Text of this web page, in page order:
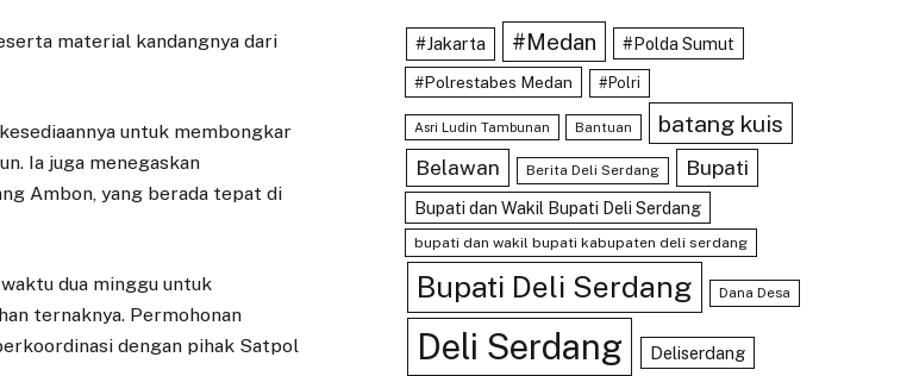
material kandangnya dari
untuk membongkar
Ia juga menegaskan
Ambon, yang berada tepat di
dua minggu untuk
ternaknya. Permohonan
dengan pihak Satpol
#Jakarta #Medan #Polda Sumut
#Polrestabes Medan #Polri
Asri Ludin Tambunan Bantuan batang kuis
Belawan Berita Deli Serdang Bupati
Bupati dan Wakil Bupati Deli Serdang
bupati dan wakil bupati kabupaten deli serdang
Bupati Deli Serdang Dana Desa
Deli Serdang Deliserdang